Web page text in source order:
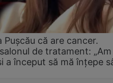
că are cancer.
de tratament:
a început să mă înțepe